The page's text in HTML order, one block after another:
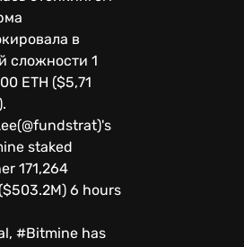
в
сложности 1
ETH ($5,71
staked
171,264
6 hours
#Bitmine has